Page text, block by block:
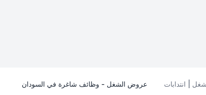
| انتدابات عروض الشغل - وظائف شاغرة في السودان